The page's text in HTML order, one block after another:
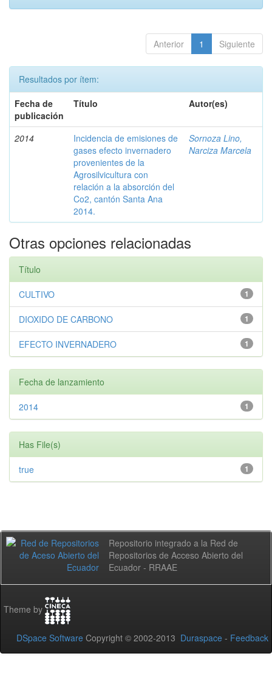
Anterior 1 Siguiente
Resultados por ítem:
Fecha de
publicación
Título Autor(es)
2014
Incidencia de emisiones de
gases efecto invernadero
provenientes de la
Agrosilvicultura con
relación a la absorción del
Co2, cantón Santa Ana
2014.
Sornoza Lino,
Narciza Marcela
Otras opciones relacionadas
Título
1
CULTIVO
1
DIOXIDO DE CARBONO
1
EFECTO INVERNADERO
Fecha de lanzamiento
1
2014
Has File(s)
1
true
Repositorio integrado a la Red de
Repositorios de Acceso Abierto del
Ecuador - RRAAE
Theme by
DSpace Software Copyright © 2002-2013 Duraspace - Feedback